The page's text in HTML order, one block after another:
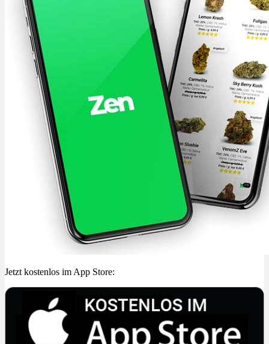
Jetzt kostenlos im App Store: